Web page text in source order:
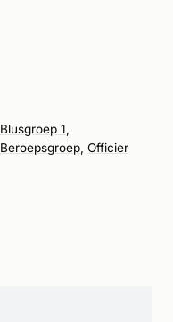
Blusgroep 1
Beroepsgroep Officier